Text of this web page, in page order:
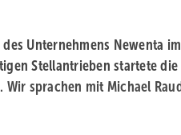
Unternehmens Newenta im
Stellantrieben startete die
sprachen mit Michael